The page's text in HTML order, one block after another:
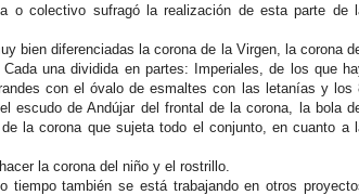
o colectivo sufragó la realización de esta parte de
bien diferenciadas la corona de la Virgen, la corona
una dividida en partes: Imperiales, de los que
con el óvalo de esmaltes con las letanías y los
escudo de Andújar del frontal de la corona, la bola
la corona que sujeta todo el conjunto, en cuanto a
la corona del niño y el rostrillo.
tiempo también se está trabajando en otros